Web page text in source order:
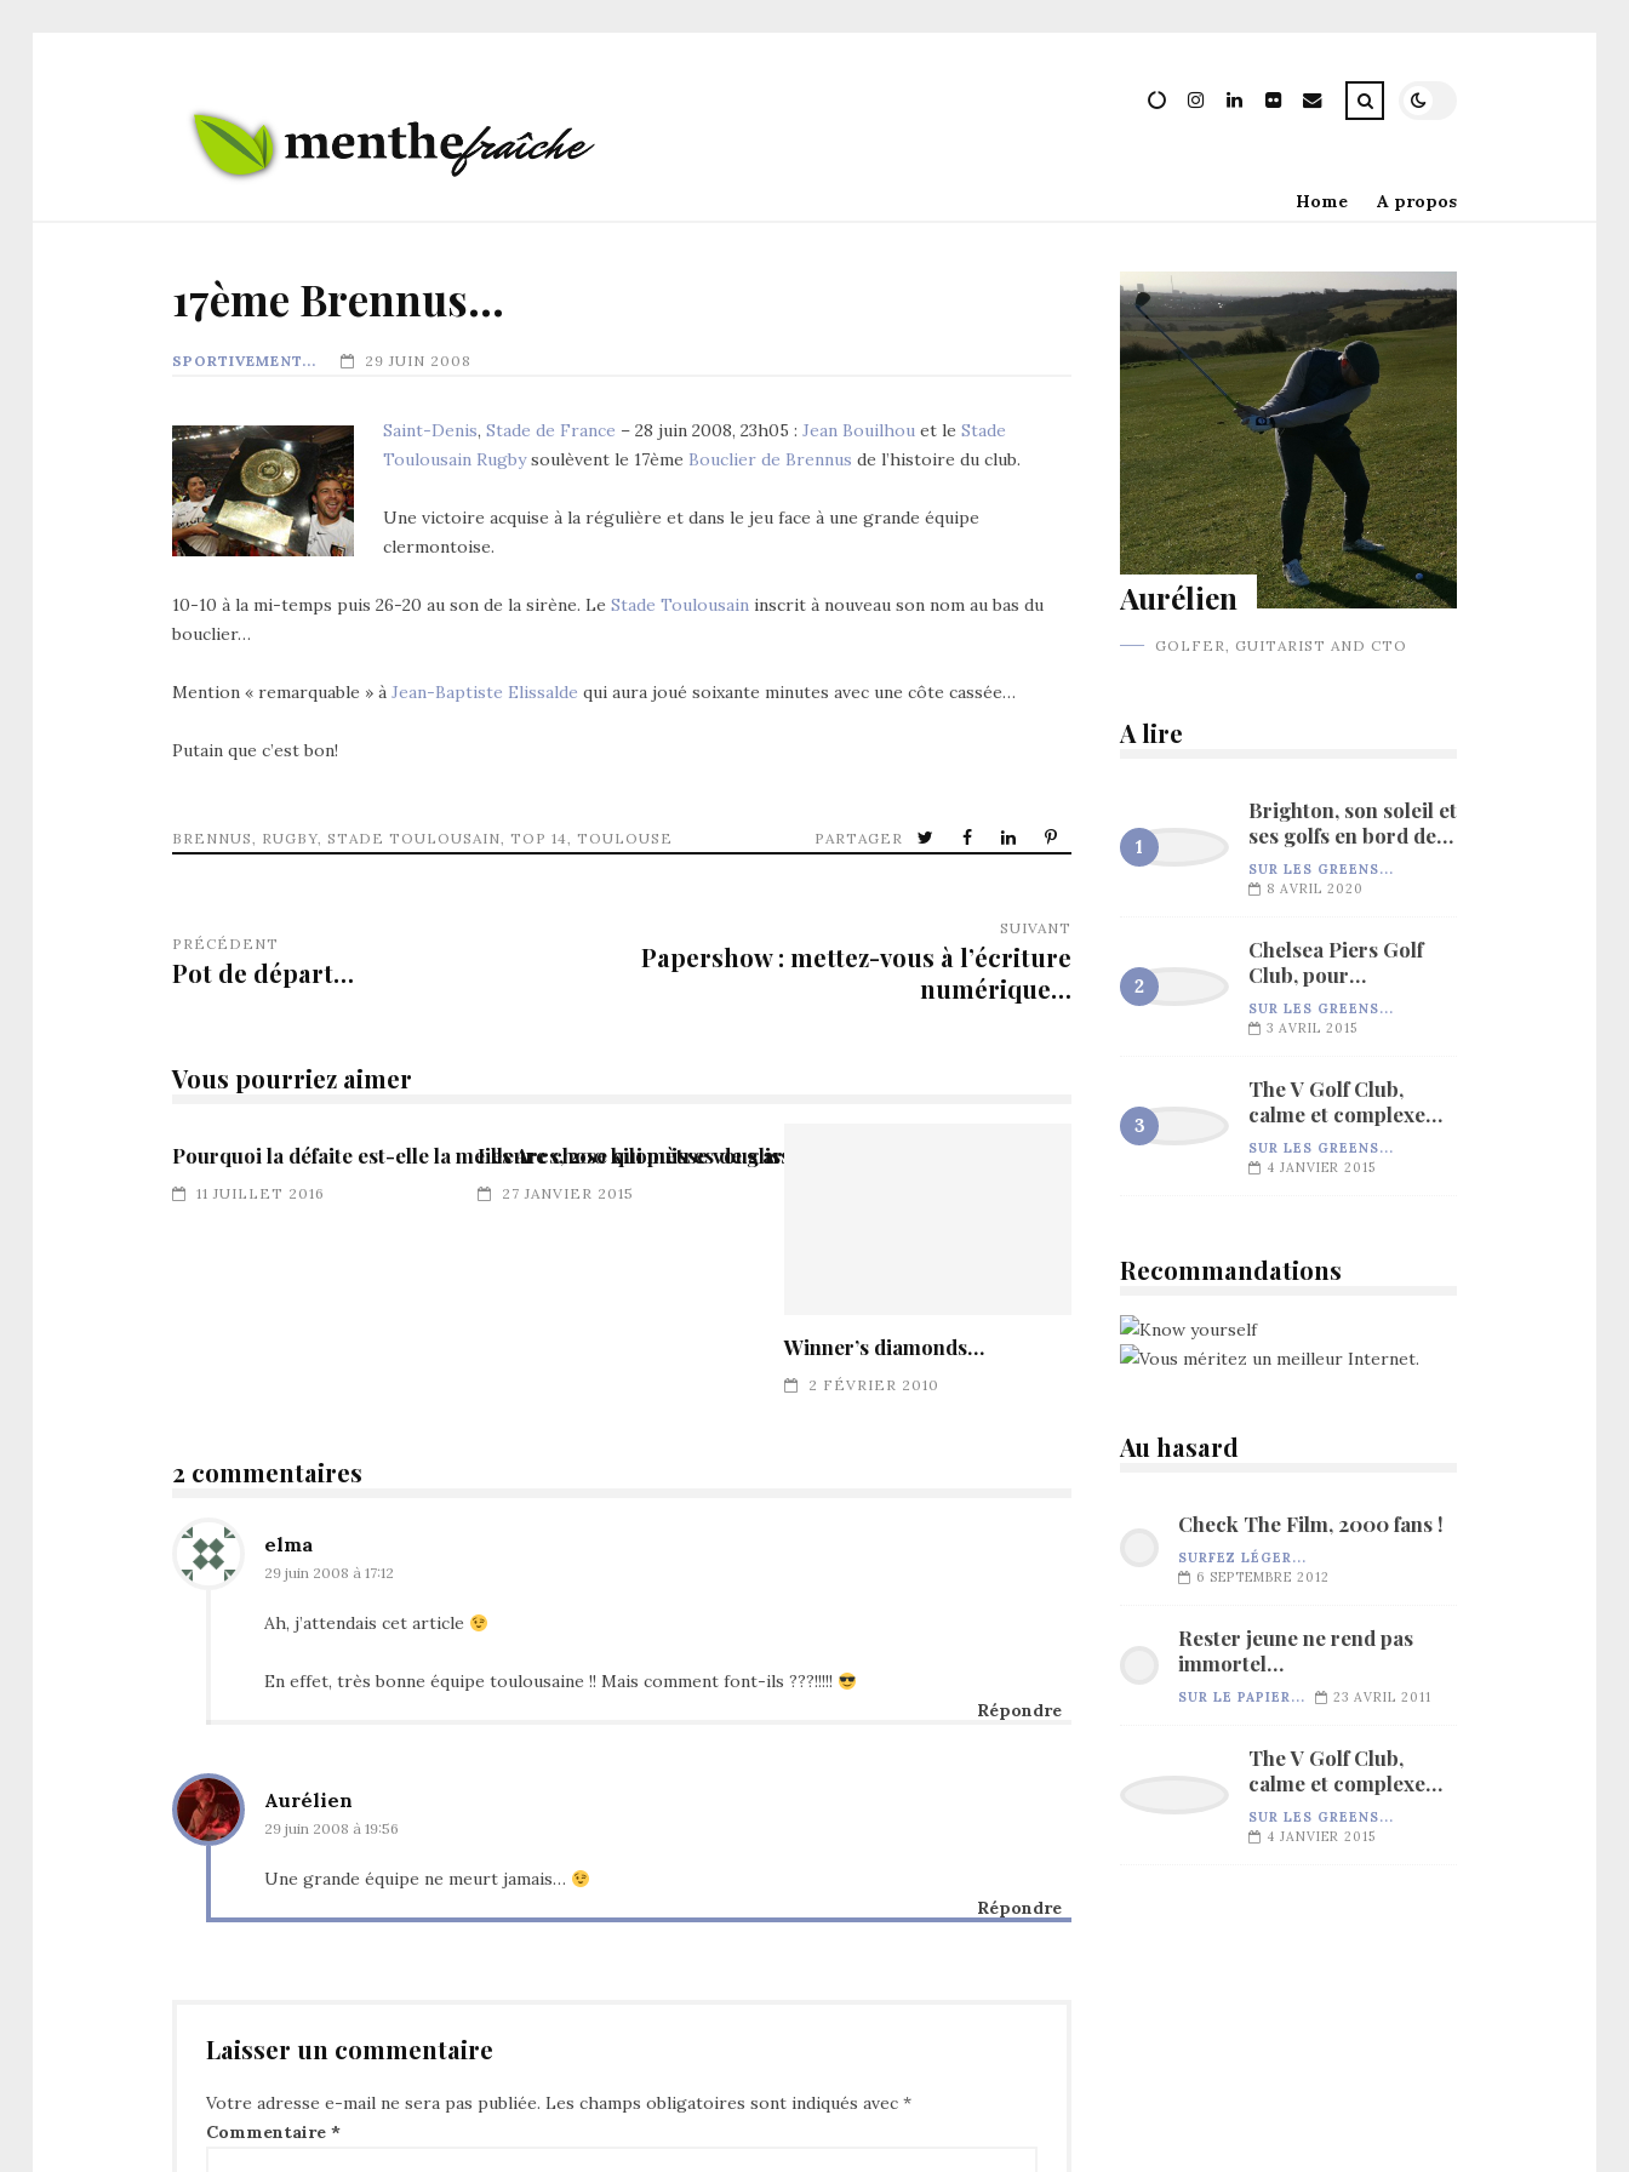
Home A propos
17ème Brennus…
SPORTIVEMENT... 29 JUIN 2008
Saint-Denis, Stade de France – 28 juin 2008, 23h05 : Jean Bouilhou et le Stade
Toulousain Rugbysoulèvent le 17ème Bouclier de Brennus de l’histoire du club.
Une victoire acquise à la régulière et dans le jeu face à une grande équipe
clermontoise.
10-10 à la mi-temps puis 26-20 au son de la sirène. Le Stade Toulousain inscrit à nouveau son nom au bas du
bouclier…
Mention « remarquable » à Jean-Baptiste Elissalde qui aura joué soixante minutes avec une côte cassée…
Putain que c’est bon!
BRENNUS RUGBY STADE TOULOUSAIN TOP 14 TOULOUSE PARTAGER
PRÉCÉDENT
Pot de départ…
SUIVANT
Papershow : mettez-vous à l’écriture
numérique…
Vous pourriez aimer
Pourquoi la défaite est-elle la meilleure chose qui puisse vous arriver ?
11 JUILLET 2016
Les Arcs, 200 kilomètres de glisse…
27 JANVIER 2015
Winner’s diamonds…
2 FÉVRIER 2010
2 commentaires
elma
29 juin 2008 à 17:12
Ah, j’attendais cet article
En effet, très bonne équipe toulousaine !! Mais comment font-ils ???!!!!!
Répondre
Aurélien
29 juin 2008 à 19:56
Une grande équipe ne meurt jamais…
Répondre
Laisser un commentaire
Votre adresse e-mail ne sera pas publiée. Les champs obligatoires sont indiqués avec *
Commentaire *
Aurélien
GOLFER, GUITARIST AND CTO
A lire
Brighton, son soleil et
ses golfs en bord de
mer…
SUR LES GREENS...
8 AVRIL 2020
Chelsea Piers Golf
Club, pour
l’entraînement…
SUR LES GREENS...
3 AVRIL 2015
The V Golf Club,
calme et complexe…
SUR LES GREENS...
4 JANVIER 2015
Recommandations
Au hasard
Check The Film, 2000 fans !
SURFEZ LÉGER...
6 SEPTEMBRE 2012
Rester jeune ne rend pas
immortel…
SUR LE PAPIER... 23 AVRIL 2011
The V Golf Club,
calme et complexe…
SUR LES GREENS...
4 JANVIER 2015